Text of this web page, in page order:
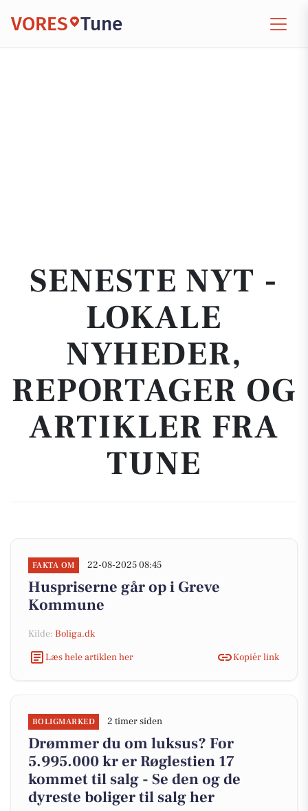
VORES Tune
SENESTE NYT -
LOKALE
NYHEDER,
REPORTAGER OG
ARTIKLER FRA
TUNE
FAKTA OM 22-08-2025 08:45
Huspriserne går op i Greve
Kommune
Kilde: Boliga.dk
Læs hele artiklen her
Kopiér link
BOLIGMARKED 2 timer siden
Drømmer du om luksus? For
5.995.000 kr er Røglestien 17
kommet til salg - Se den og de
dyreste boliger til salg her